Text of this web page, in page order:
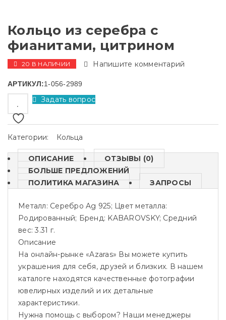
Кольцо из серебра с
фианитами, цитрином
20 В НАЛИЧИИ Напишите комментарий
АРТИКУЛ:1-056-2989
Задать вопрос
Категории: Кольца
ОПИСАНИЕ
ОТЗЫВЫ (0)
БОЛЬШЕ ПРЕДЛОЖЕНИЙ
ПОЛИТИКА МАГАЗИНА
ЗАПРОСЫ
Металл: Серебро Ag 925; Цвет металла:
Родированный; Бренд: KABAROVSKY; Средний
вес: 3.31 г.
Описание
На онлайн-рынке «Azaras» Вы можете купить
украшения для себя, друзей и близких. В нашем
каталоге находятся качественные фотографии
ювелирных изделий и их детальные
характеристики.
Нужна помощь с выбором? Наши менеджеры